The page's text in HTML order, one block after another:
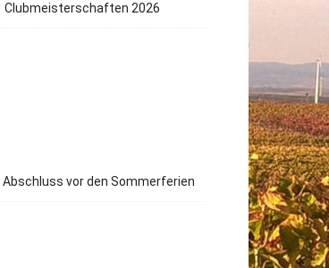
Clubmeisterschaften 2026
Abschluss vor den Sommerferien